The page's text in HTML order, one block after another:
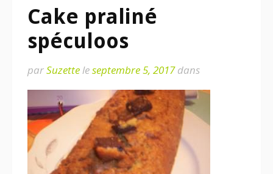
Cake praliné
spéculoos
parSuzetteleseptembre 5, 2017dans